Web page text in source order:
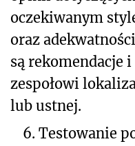
oczekiwanym
oraz
są rekomendacje
zespołowi
lub ustnej.
6. Testowanie